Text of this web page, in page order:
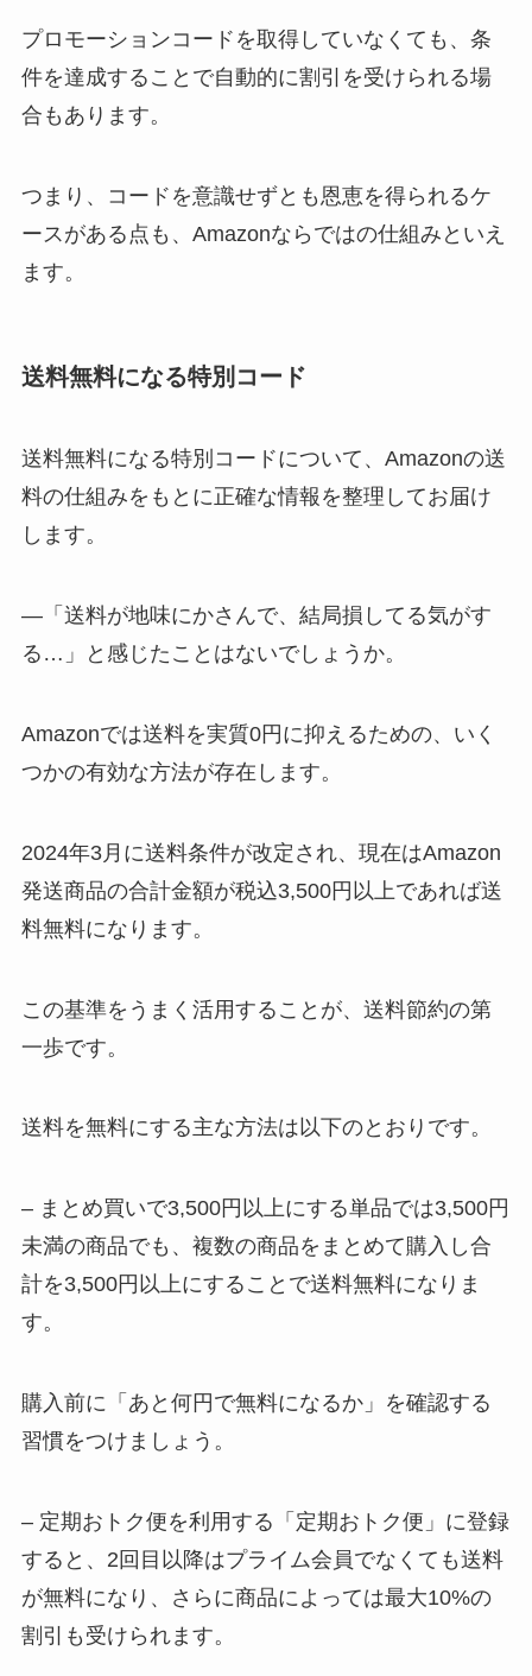
プロモーションコードを取得していなくても、条
件を達成することで自動的に割引を受けられる場
合もあります。
つまり、コードを意識せずとも恩恵を得られるケ
ースがある点も、Amazonならではの仕組みといえ
ます。
送料無料になる特別コード
送料無料になる特別コードについて、Amazonの送
料の仕組みをもとに正確な情報を整理してお届け
します。
—「送料が地味にかさんで、結局損してる気がす
る…」と感じたことはないでしょうか。
Amazonでは送料を実質0円に抑えるための、いく
つかの有効な方法が存在します。
2024年3月に送料条件が改定され、現在はAmazon
発送商品の合計金額が税込3,500円以上であれば送
料無料になります。
この基準をうまく活用することが、送料節約の第
一歩です。
送料を無料にする主な方法は以下のとおりです。
– まとめ買いで3,500円以上にする単品では3,500円
未満の商品でも、複数の商品をまとめて購入し合
計を3,500円以上にすることで送料無料になりま
す。
購入前に「あと何円で無料になるか」を確認する
習慣をつけましょう。
– 定期おトク便を利用する「定期おトク便」に登録
すると、2回目以降はプライム会員でなくても送料
が無料になり、さらに商品によっては最大10%の
割引も受けられます。